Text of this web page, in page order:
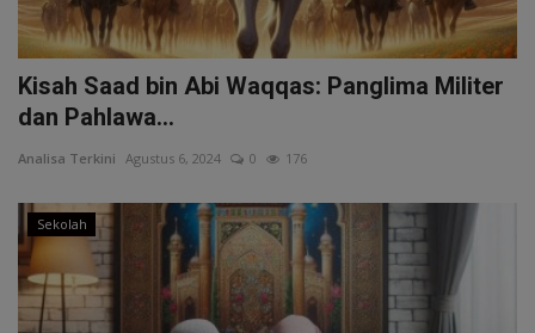
Kisah Saad bin Abi Waqqas: Panglima Militer
dan Pahlawa...
Analisa Terkini Agustus 6, 2024 0 176
Sekolah